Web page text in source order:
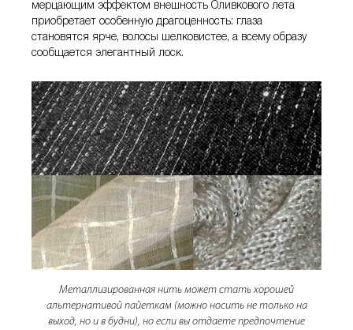
мерцающим эффектом внешность Оливкового лета
приобретает особенную драгоценность: глаза
становятся ярче, волосы шелковистее, а всему образу
сообщается элегантный лоск.
Металлизированная нить может стать хорошей
альтернативой пайеткам (можно носить не только на
выход, но и в будни), но если вы отдаете предпочтение